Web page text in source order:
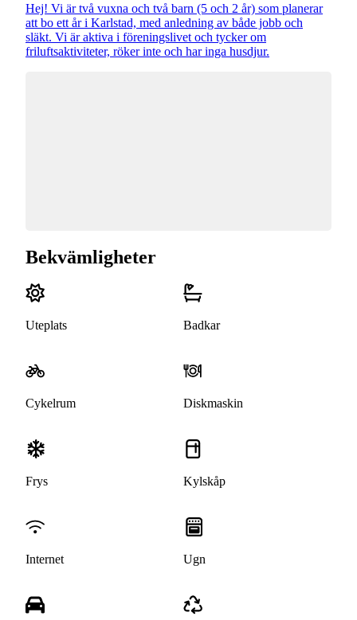
Hej! Vi är två vuxna och två barn (5 och 2 år) som planerar
att bo ett år i Karlstad, med anledning av både jobb och
släkt. Vi är aktiva i föreningslivet och tycker om
friluftsaktiviteter, röker inte och har inga husdjur.
Bekvämligheter
Uteplats Badkar
Cykelrum Diskmaskin
Frys Kylskåp
Internet Ugn